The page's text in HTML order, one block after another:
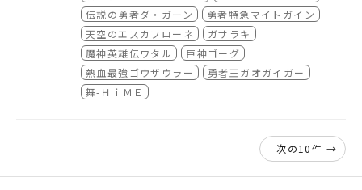
る巨大タペストリー（サイズは縦210cm×横8
5cm ※プレゼント対象タペストリー）プレゼ
ントに参加できる応募用紙をお渡しします。
こちら応募の締め切りは2024年3月31日となっ
ており、第1回目『サンライズ黎明期を支えた1
5作品』時では9種類の中からひとつ応募できま
何度同じタペストリーに応募していただいても
大丈夫ですし、後半のテーマの入場の際まで応
●【その③】カフェのドリンク、100円割引サ
ービス！
e 東京」内のカフェで提示いただきますと、カ
フェのドリンクが100円引きとなります。
カフェではサンライズ作品がデザインされたフ
サンライズワールドTOKYO・有料展示エリア
「スペシャルエキシビジョン」へのご入場お待
伝説の勇者ダ・ガーン
勇者特急マイトガイン
天空のエスカフローネ
ガサラキ
魔神英雄伝ワタル
巨神ゴーグ
熱血最強ゴウザウラー
勇者王ガオガイガー
舞-ＨｉＭＥ
次の10件 →